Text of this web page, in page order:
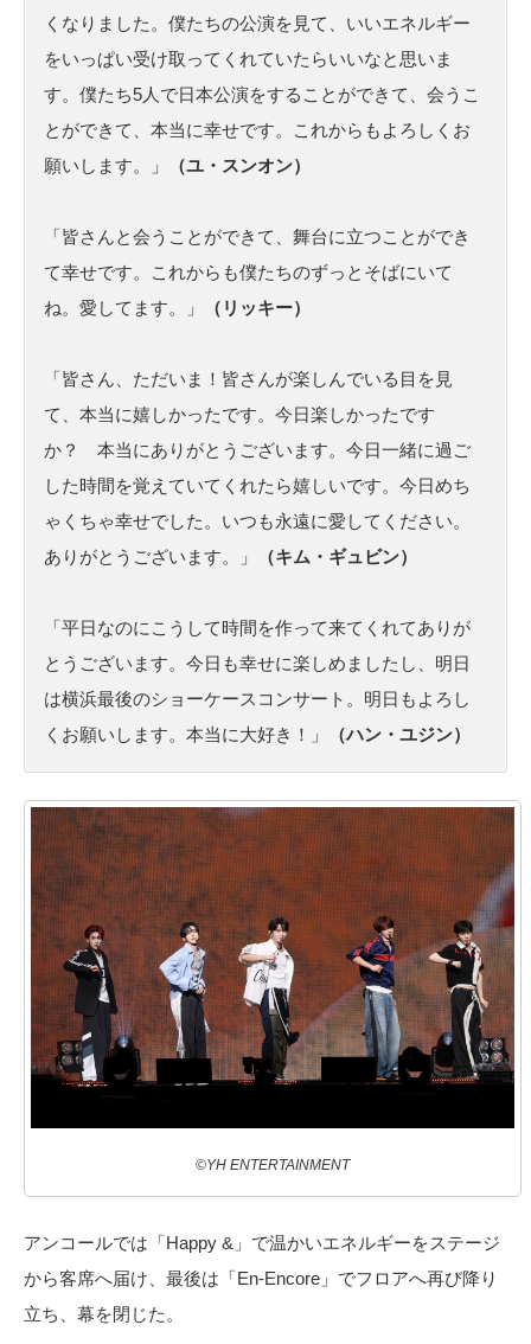
くなりました。僕たちの公演を見て、いいエネルギー
をいっぱい受け取ってくれていたらいいなと思いま
す。僕たち5人で日本公演をすることができて、会うこ
とができて、本当に幸せです。これからもよろしくお
願いします。」
（ユ・スンオン）
「皆さんと会うことができて、舞台に立つことができ
て幸せです。これからも僕たちのずっとそばにいて
ね。愛してます。」
（リッキー）
「皆さん、ただいま！皆さんが楽しんでいる目を見
て、本当に嬉しかったです。今日楽しかったです
か？ 本当にありがとうございます。今日一緒に過ご
した時間を覚えていてくれたら嬉しいです。今日めち
ゃくちゃ幸せでした。いつも永遠に愛してください。
ありがとうございます。」
（キム・ギュビン）
「平日なのにこうして時間を作って来てくれてありが
とうございます。今日も幸せに楽しめましたし、明日
は横浜最後のショーケースコンサート。明日もよろし
くお願いします。本当に大好き！」
（ハン・ユジン）
©YH ENTERTAINMENT
アンコールでは「Happy &」で温かいエネルギーをステージ
から客席へ届け、最後は「En-Encore」でフロアへ再び降り
立ち、幕を閉じた。